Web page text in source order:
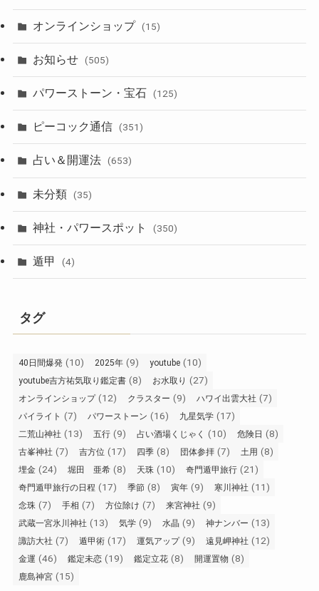
オンラインショップ (15)
お知らせ (505)
パワーストーン・宝石 (125)
ピーコック通信 (351)
占い＆開運法 (653)
未分類 (35)
神社・パワースポット (350)
遁甲 (4)
タグ
40日間爆発 (10) 2025年 (9) youtube (10)
youtube吉方祐気取り鑑定書 (8) お水取り (27)
オンラインショップ(12) クラスター (9) ハワイ出雲大社 (7)
パイライト (7) パワーストーン (16) 九星気学 (17)
二荒山神社 (13) 五行 (9) 占い酒場くじゃく (10) 危険日 (8)
古峯神社 (7) 吉方位 (17) 四季 (8) 団体参拝 (7) 土用 (8)
埋金 (24) 堀田 亜希 (8) 天珠 (10) 奇門遁甲旅行 (21)
奇門遁甲旅行の日程 (17) 季節 (8) 寅年 (9) 寒川神社 (11)
念珠 (7) 手相 (7) 方位除け (7) 来宮神社 (9)
武蔵一宮氷川神社 (13) 気学 (9) 水晶 (9) 神ナンバー (13)
諏訪大社 (7) 遁甲術 (17) 運気アップ(9) 遠見岬神社 (12)
金運 (46) 鑑定未恋 (19) 鑑定立花 (8) 開運置物 (8)
鹿島神宮 (15)